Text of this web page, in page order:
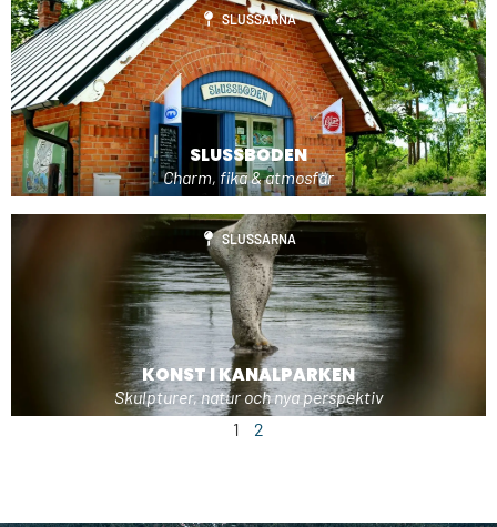
SLUSSARNA
SLUSSBODEN
Charm, fika & atmosfär
SLUSSARNA
KONST I KANALPARKEN
Skulpturer, natur och nya perspektiv
1
2